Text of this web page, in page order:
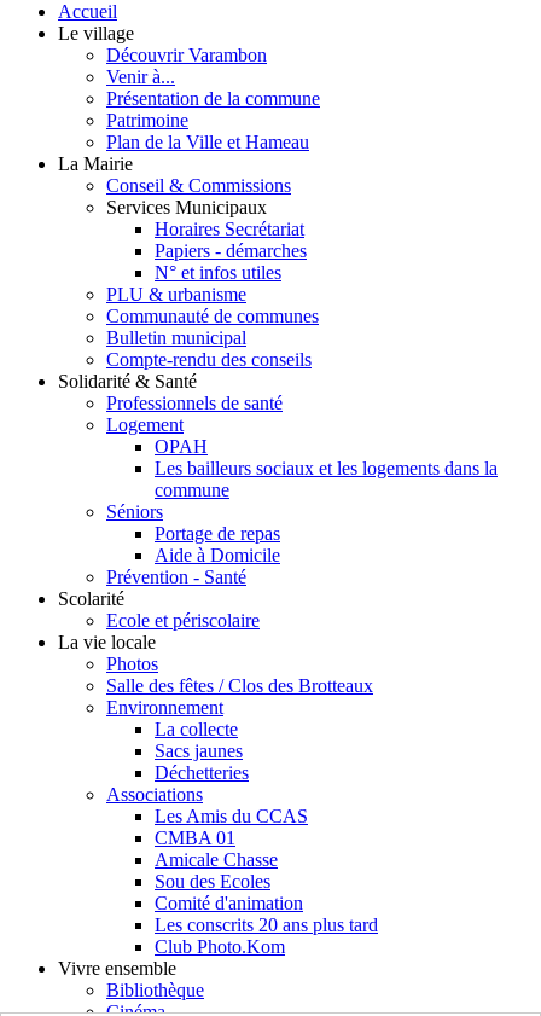
Accueil
Le village
Découvrir Varambon
Venir à...
Présentation de la commune
Patrimoine
Plan de la Ville et Hameau
La Mairie
Conseil & Commissions
Services Municipaux
Horaires Secrétariat
Papiers - démarches
N° et infos utiles
PLU & urbanisme
Communauté de communes
Bulletin municipal
Compte-rendu des conseils
Solidarité & Santé
Professionnels de santé
Logement
OPAH
Les bailleurs sociaux et les logements dans la
commune
Séniors
Portage de repas
Aide à Domicile
Prévention - Santé
Scolarité
Ecole et périscolaire
La vie locale
Photos
Salle des fêtes / Clos des Brotteaux
Environnement
La collecte
Sacs jaunes
Déchetteries
Associations
Les Amis du CCAS
CMBA 01
Amicale Chasse
Sou des Ecoles
Comité d'animation
Les conscrits 20 ans plus tard
Club Photo.Kom
Vivre ensemble
Bibliothèque